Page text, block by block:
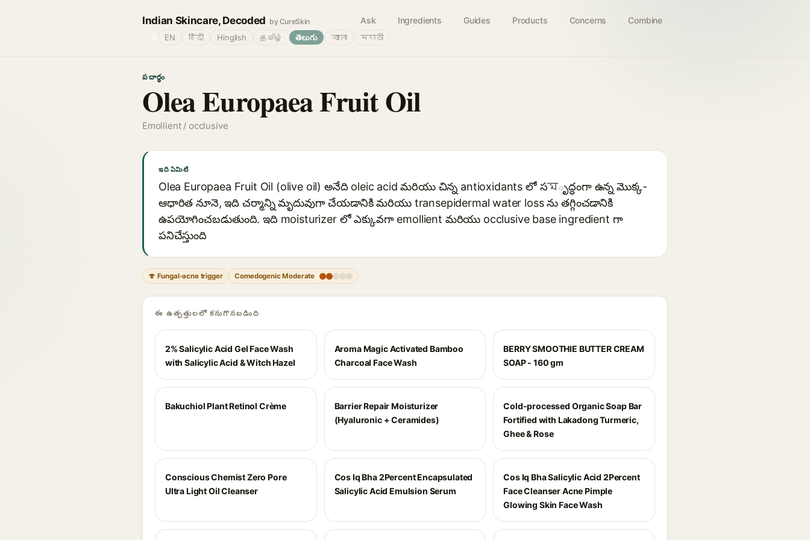
Indian Skincare, Decoded by CureSkin Ask Ingredients Guides Products Concerns Combine
EN हिंदी Hinglish தமிழ் తెలుగు বাংলা मराठी
పదార్థం
Olea Europaea Fruit Oil
Emollient / occlusive
ఇది ఏమిటి
Olea Europaea Fruit Oil (olive oil) అనేది oleic acid మరియు చిన్న antioxidants లో సমృద్ధంగా ఉన్న మొక్క-
ఆధారిత నూనె, ఇది చర్మాన్ని మృదువుగా చేయడానికి మరియు transepidermal water loss ను తగ్గించడానికి
ఉపయోగించబడుతుంది. ఇది moisturizer లో ఎక్కువగా emollient మరియు occlusive base ingredient గా
పనిచేస్తుంది
🍄 Fungal-acne trigger Comedogenic Moderate
ఈ ఉత్పత్తులలో కనుగొనబడింది
2% Salicylic Acid Gel Face Wash
with Salicylic Acid & Witch Hazel
Aroma Magic Activated Bamboo
Charcoal Face Wash
BERRY SMOOTHIE BUTTER CREAM
SOAP - 160 gm
Bakuchiol Plant Retinol Crème
Barrier Repair Moisturizer
(Hyaluronic + Ceramides)
Cold-processed Organic Soap Bar
Fortified with Lakadong Turmeric,
Ghee & Rose
Conscious Chemist Zero Pore
Ultra Light Oil Cleanser
Cos Iq Bha 2Percent Encapsulated
Salicylic Acid Emulsion Serum
Cos Iq Bha Salicylic Acid 2Percent
Face Cleanser Acne Pimple
Glowing Skin Face Wash